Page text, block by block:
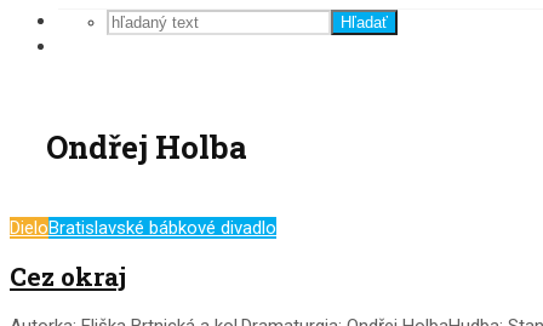
Hľadať
Ondřej Holba
DieloBratislavské bábkové divadlo
Cez okraj